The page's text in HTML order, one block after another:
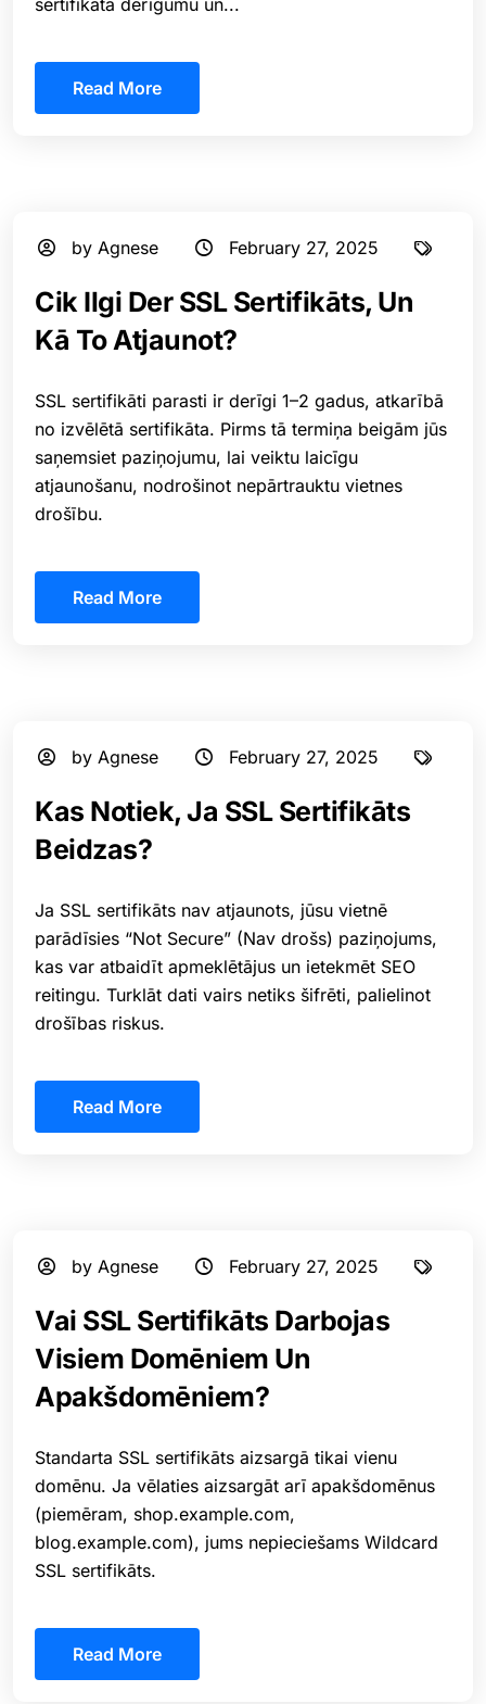
sertifikāta derīgumu un...
Read More
by Agnese February 27, 2025
Cik Ilgi Der SSL Sertifikāts, Un
Kā To Atjaunot?
SSL sertifikāti parasti ir derīgi 1–2 gadus, atkarībā
no izvēlētā sertifikāta. Pirms tā termiņa beigām jūs
saņemsiet paziņojumu, lai veiktu laicīgu
atjaunošanu, nodrošinot nepārtrauktu vietnes
drošību.
Read More
by Agnese February 27, 2025
Kas Notiek, Ja SSL Sertifikāts
Beidzas?
Ja SSL sertifikāts nav atjaunots, jūsu vietnē
parādīsies “Not Secure” (Nav drošs) paziņojums,
kas var atbaidīt apmeklētājus un ietekmēt SEO
reitingu. Turklāt dati vairs netiks šifrēti, palielinot
drošības riskus.
Read More
by Agnese February 27, 2025
Vai SSL Sertifikāts Darbojas
Visiem Domēniem Un
Apakšdomēniem?
Standarta SSL sertifikāts aizsargā tikai vienu
domēnu. Ja vēlaties aizsargāt arī apakšdomēnus
(piemēram, shop.example.com,
blog.example.com), jums nepieciešams Wildcard
SSL sertifikāts.
Read More